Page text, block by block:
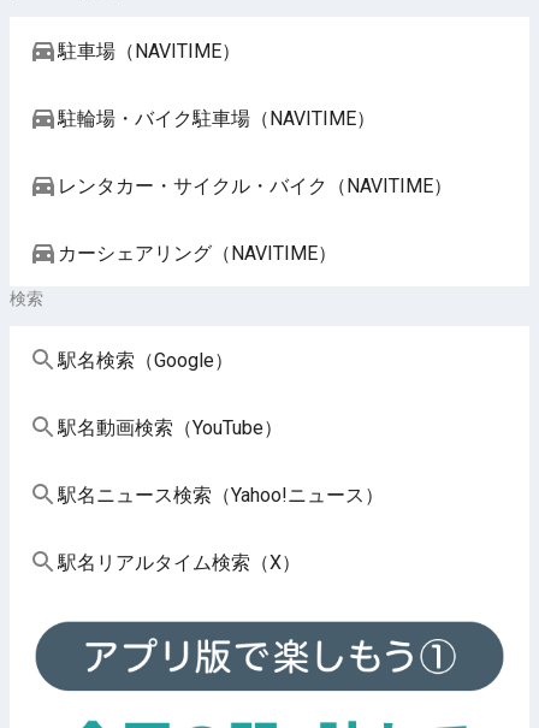
駐車場（NAVITIME）
駐輪場・バイク駐車場（NAVITIME）
レンタカー・サイクル・バイク（NAVITIME）
カーシェアリング（NAVITIME）
検索
駅名検索（Google）
駅名動画検索（YouTube）
駅名ニュース検索（Yahoo!ニュース）
駅名リアルタイム検索（X）